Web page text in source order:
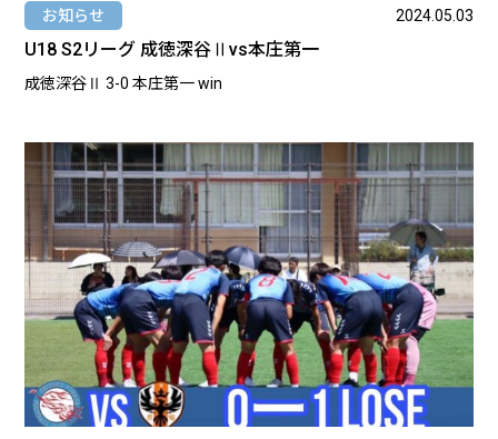
お知らせ 2024.05.03
U18 S2リーグ 成徳深谷Ⅱvs本庄第一